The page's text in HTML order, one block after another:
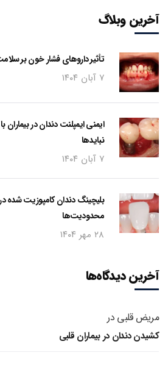
آخرین وبلاگ
تأثیر داروهای فشار خون بر
۷ آبان ۱۴۰۴
ایمنی ایمپلنت دندان در بیماران
نبایدها
۷ آبان ۱۴۰۴
بلیچینگ دندان کامپوزیت شده در
محدودیت‌ها
۲۸ مهر ۱۴۰۴
آخرین دیدگاه‌ها
مریض قلبی در
کشیدن دندان در بیماران قلبی